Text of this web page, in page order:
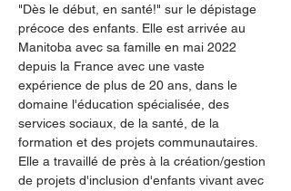
"Dès le début, en santé!" sur le dépistage
précoce des enfants. Elle est arrivée au
Manitoba avec sa famille en mai 2022
depuis la France avec une vaste
expérience de plus de 20 ans, dans le
domaine l'éducation spécialisée, des
services sociaux, de la santé, de la
formation et des projets communautaires.
Elle a travaillé de près à la création/gestion
de projets d'inclusion d'enfants vivant avec